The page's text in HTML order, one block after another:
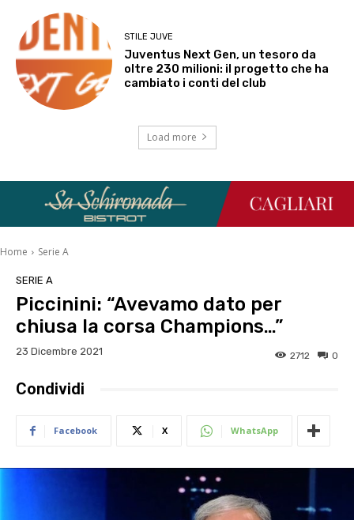
STILE JUVE
Juventus Next Gen, un tesoro da
oltre 230 milioni: il progetto che ha
cambiato i conti del club
Load more